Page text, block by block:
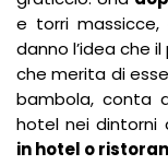
e torri
danno l’idea che
che merita di
bambola, conta
hotel nei dintorni
in hotel o